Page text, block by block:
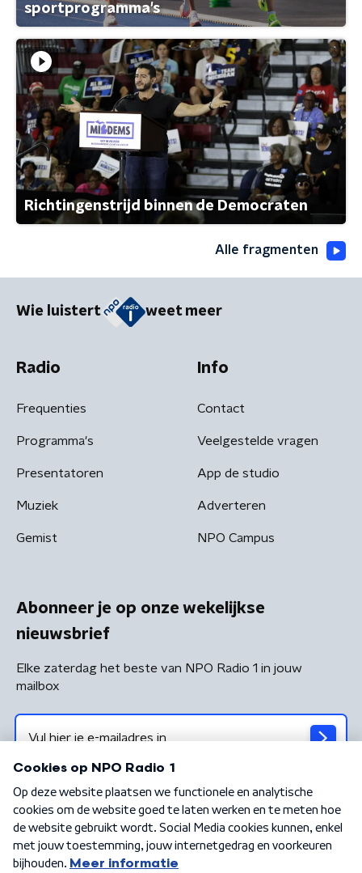
sportprogramma's
Richtingenstrijd binnen de Democraten
Alle fragmenten
Wie luistert weet meer
Radio
Frequenties
Programma's
Presentatoren
Muziek
Gemist
Info
Contact
Veelgestelde vragen
App de studio
Adverteren
NPO Campus
Abonneer je op onze wekelijkse
nieuwsbrief
Elke zaterdag het beste van NPO Radio 1 in jouw
mailbox
Algemene voorwaarden